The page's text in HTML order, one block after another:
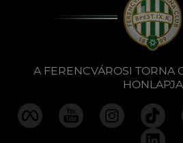
A FERENCVÁROSI TORNA
HONLAPJA